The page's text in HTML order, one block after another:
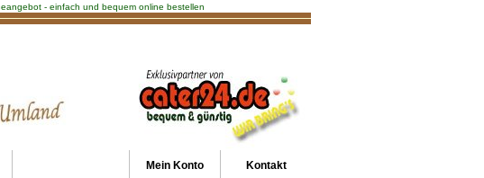
- einfach und bequem online bestellen
Kontakt
Mein Konto